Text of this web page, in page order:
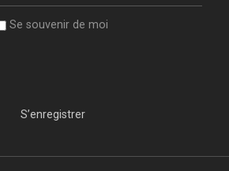
Se souvenir de moi
S’enregistrer